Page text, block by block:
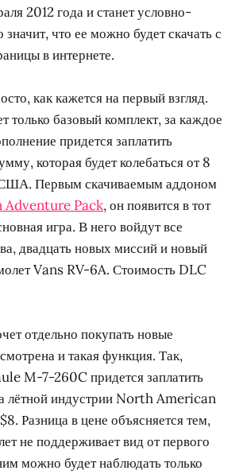
2012 года и станет условно-
значит, что ее можно будет скачать с
в интернете.
как кажется на первый взгляд.
только базовый комплект, за каждое
придется заплатить
которая будет колебаться от 8
Первым скачиваемым аддоном
Adventure Pack, он появится в тот
игра. В него войдут все
двадцать новых миссий и новый
Vans RV-6A. Стоимость DLC
отдельно покупать новые
и такая функция. Так,
M-7-260C придется заплатить
лётной индустрии North American
Разница в цене объясняется тем,
не поддерживает вид от первого
можно будет наблюдать только